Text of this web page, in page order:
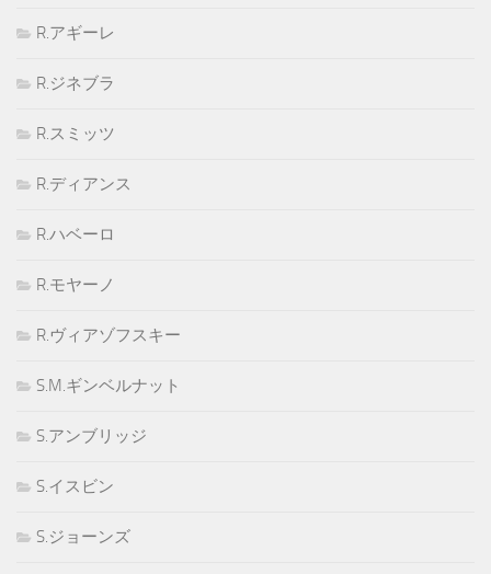
R.アギーレ
R.ジネブラ
R.スミッツ
R.ディアンス
R.ハベーロ
R.モヤーノ
R.ヴィアゾフスキー
S.M.ギンベルナット
S.アンブリッジ
S.イスビン
S.ジョーンズ